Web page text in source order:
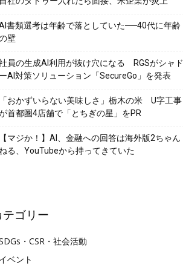
書類選考は年齢で落としていた──40代に年齢
壁
員の生成AI利用が抜け穴になる RGSがシャド
AI対策ソリューション「SecureGo」を発表
おかずいらない美味しさ」栃木の米 U字工事
首都圏4店舗で「とちぎの星」をPR
マジか！】AI、金融への回答は海外版2ちゃん
る、YouTubeから持ってきていた
テゴリー
・CSR・社会活動
ベント